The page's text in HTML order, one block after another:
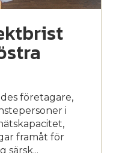
företagare,
i
framåt för
särsk...